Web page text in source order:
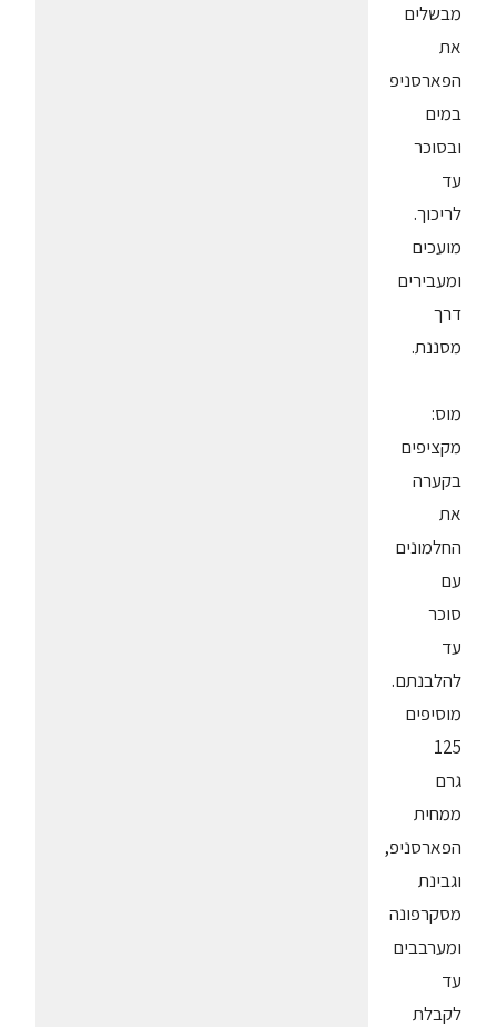
מבשלים
את
הפארסניפ
במים
ובסוכר
עד
לריכוך.
מועכים
ומעבירים
דרך
מסננת.
מוס:
מקציפים
בקערה
את
החלמונים
עם
סוכר
עד
להלבנתם.
מוסיפים
125
גרם
ממחית
הפארסניפ,
וגבינת
מסקרפונה
ומערבבים
עד
לקבלת